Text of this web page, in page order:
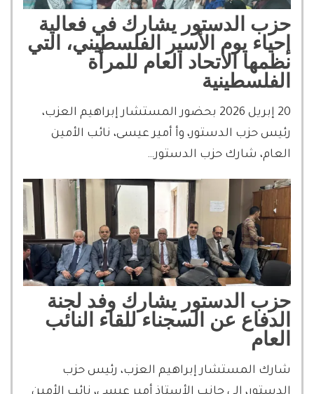
حزب الدستور يشارك في فعالية
إحياء يوم الأسير الفلسطيني، التي
نظمها الاتحاد العام للمرأة
الفلسطينية
20 إبريل 2026 بحضور المستشار إبراهيم العزب،
رئيس حزب الدستور، وأ أمير عيسى، نائب الأمين
العام، شارك حزب الدستور…
حزب الدستور يشارك وفد لجنة
الدفاع عن السجناء للقاء النائب
العام
شارك المستشار إبراهيم العزب، رئيس حزب